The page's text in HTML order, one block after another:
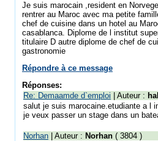
Je suis marocain ,resident en
rentrer au Maroc avec ma petite
chef de cuisine dans un hotel au
casablanca. Diplome de l institut
titulaire D autre diplome de chef de
gastronomie
Répondre à ce message
Réponses:
Re: Demaamde d`emploi | Auteur :
salut je suis marocaine.etudiante a l
je veux passer un stage dans un
Norhan | Auteur : Norhan ( 3804 )